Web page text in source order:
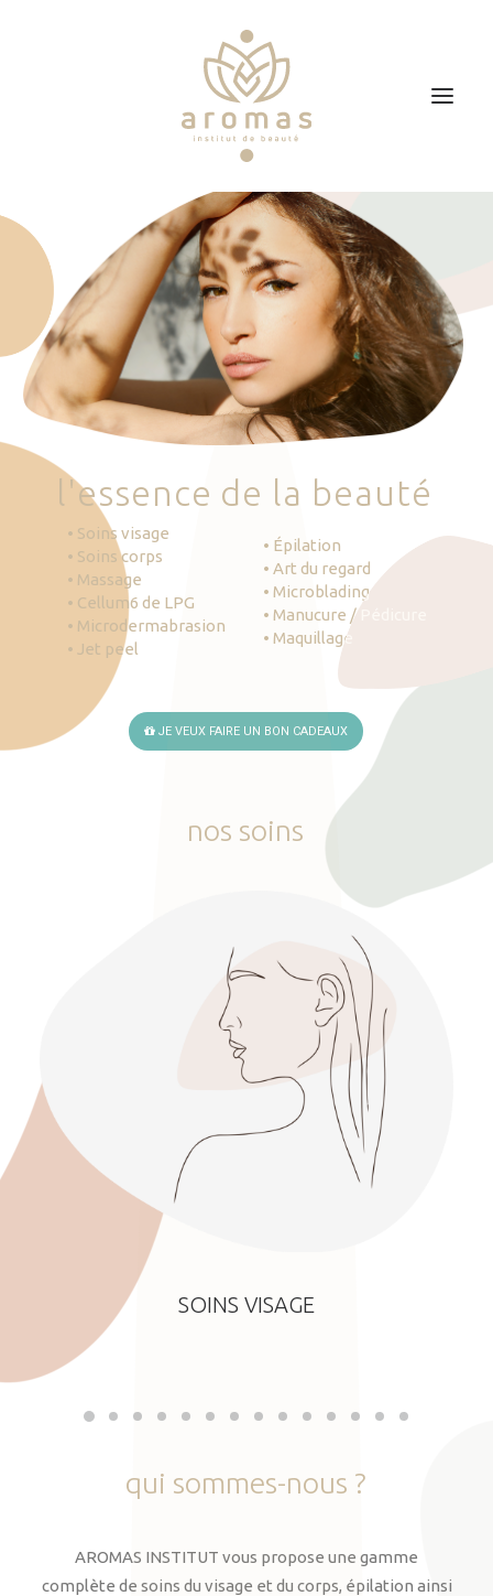
Soins
Je veux faire un bon cadeau
Plan d’accès
Prendre RDV
'essence de la beauté
• Soins visage
• Soins corps
• Massage
• Cellum6 de LPG
• Microdermabrasion
• Jet peel
• Épilation
• Art du regard
• Microblading
• Manucure / Pédicure
• Maquillage
JE VEUX FAIRE UN BON CADEAUX
nos soins
SOINS VISAGE
qui sommes-nous ?
AROMAS INSTITUT vous propose une gamme
complète de soins du visage et du corps, épilation ainsi